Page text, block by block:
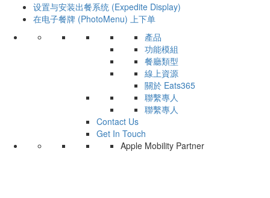
设置与安装出餐系统 (Expedite Display)
在电子餐牌 (PhotoMenu) 上下单
產品
功能模組
餐廳類型
線上資源
關於 Eats365
聯繫專人
聯繫專人
Contact Us
Get In Touch
Apple Mobility Partner